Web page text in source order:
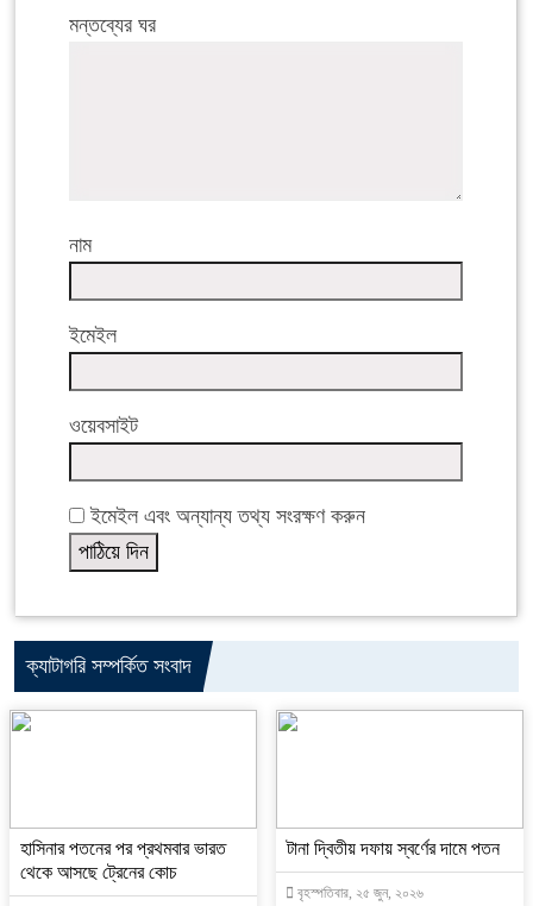
মন্তব্যের ঘর
নাম
ইমেইল
ওয়েবসাইট
ইমেইল এবং অন্যান্য তথ্য সংরক্ষণ করুন
ক্যাটাগরি সম্পর্কিত সংবাদ
হাসিনার পতনের পর প্রথমবার ভারত
থেকে আসছে ট্রেনের কোচ
টানা দ্বিতীয় দফায় স্বর্ণের দামে পতন
বৃহস্পতিবার, ২৫ জুন, ২০২৬